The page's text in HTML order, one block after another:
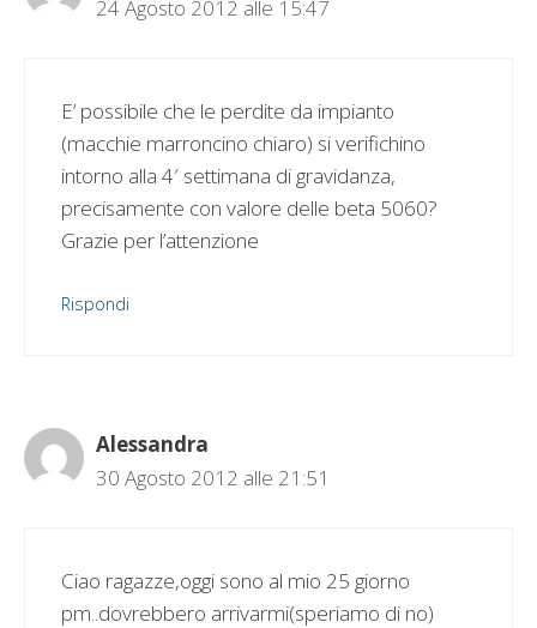
24 Agosto 2012 alle 15:47
E’ possibile che le perdite da impianto
(macchie marroncino chiaro) si verifichino
intorno alla 4′ settimana di gravidanza,
precisamente con valore delle beta 5060?
Grazie per l’attenzione
Rispondi
Alessandra
30 Agosto 2012 alle 21:51
Ciao ragazze,oggi sono al mio 25 giorno
pm..dovrebbero arrivarmi(speriamo di no)